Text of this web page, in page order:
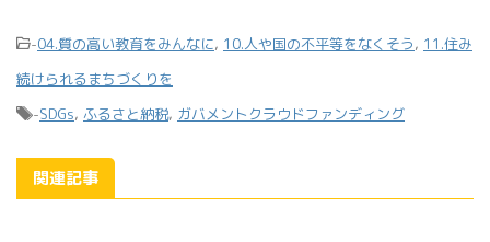
-04.質の高い教育をみんなに, 10.人や国の不平等をなくそう, 11.住み
続けられるまちづくりを
-SDGs, ふるさと納税, ガバメントクラウドファンディング
関連記事